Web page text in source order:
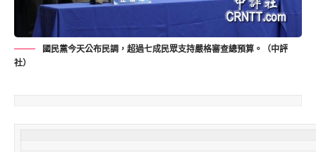
國民黨今天公布民調，超過七成民眾支持嚴格審查總預算。（中評
社）